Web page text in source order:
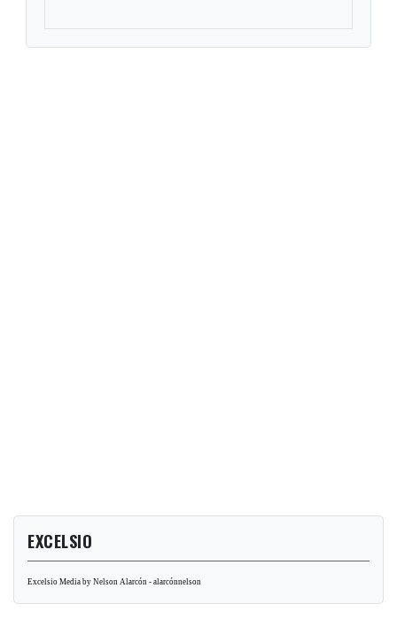
EXCELSIO
Excelsio Media by Nelson Alarcón - alarcónnelson